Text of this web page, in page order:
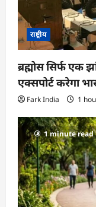
राष्ट्रीय
ब्रह्मोस सिर्फ एक
एक्सपोर्ट करेगा
Fark India 1
1 minute read